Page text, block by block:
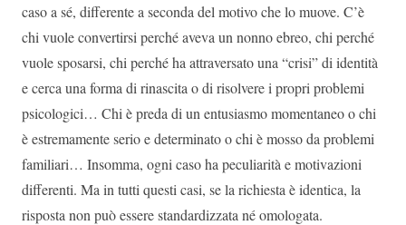
caso a sé, differente a seconda del motivo che lo muove. C’è
chi vuole convertirsi perché aveva un nonno ebreo, chi perché
vuole sposarsi, chi perché ha attraversato una “crisi” di identità
e cerca una forma di rinascita o di risolvere i propri problemi
psicologici… Chi è preda di un entusiasmo momentaneo o chi
è estremamente serio e determinato o chi è mosso da problemi
familiari… Insomma, ogni caso ha peculiarità e motivazioni
differenti. Ma in tutti questi casi, se la richiesta è identica, la
risposta non può essere standardizzata né omologata.